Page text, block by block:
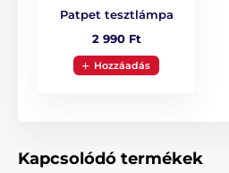
Energiaellátás
A beépített,
Patpet tesztlámpa
2 990 Ft
Hozzáadás
Kapcsolódó termékek